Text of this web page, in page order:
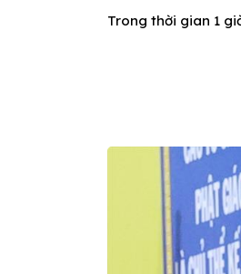
Trong thời gian 1